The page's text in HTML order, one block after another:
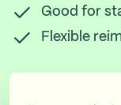
Good for
Flexible